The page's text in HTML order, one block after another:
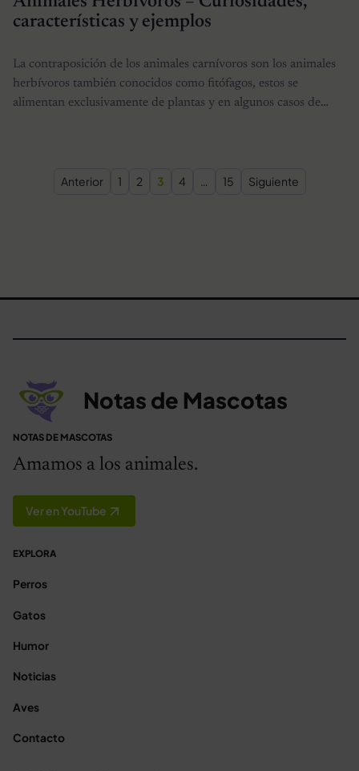
características y ejemplos
La contraposición de los animales carnívoros son los animales
herbívoros también conocidos como fitófagos, estos se
alimentan exclusivamente de plantas y en algunos casos de…
Paginación de entradas
Anterior 1 2 3 4 15 Siguiente
Notas de Mascotas
NOTAS DE MASCOTAS
Amamos a los animales.
Ver en YouTube
EXPLORA
Perros
Gatos
Humor
Noticias
Aves
Contacto